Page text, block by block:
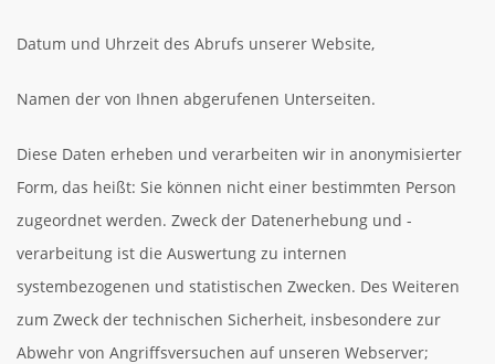
Datum und Uhrzeit des Abrufs unserer Website,
Namen der von Ihnen abgerufenen Unterseiten.
Diese Daten erheben und verarbeiten wir in anonymisierter
Form, das heißt: Sie können nicht einer bestimmten Person
zugeordnet werden. Zweck der Datenerhebung und -
verarbeitung ist die Auswertung zu internen
systembezogenen und statistischen Zwecken. Des Weiteren
zum Zweck der technischen Sicherheit, insbesondere zur
Abwehr von Angriffsversuchen auf unseren Webserver;